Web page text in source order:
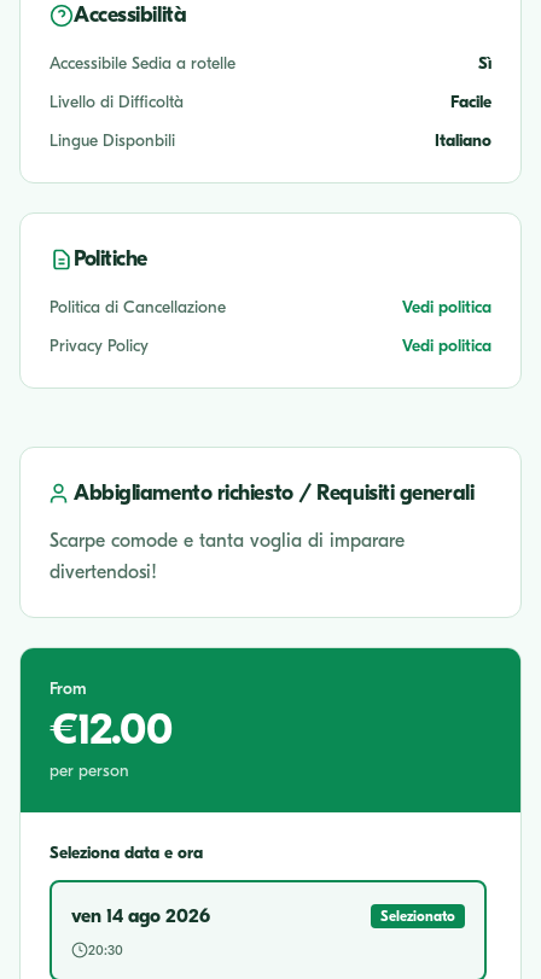
Accessibilità
Accessibile Sedia a rotelle
Sì
Livello di Difficoltà
Facile
Lingue Disponbili
Italiano
Politiche
Politica di Cancellazione
Vedi politica
Privacy Policy
Vedi politica
Abbigliamento richiesto / Requisiti generali
Scarpe comode e tanta voglia di imparare
divertendosi!
From
€12.00
per person
Seleziona data e ora
ven 14 ago 2026
Selezionato
20:30